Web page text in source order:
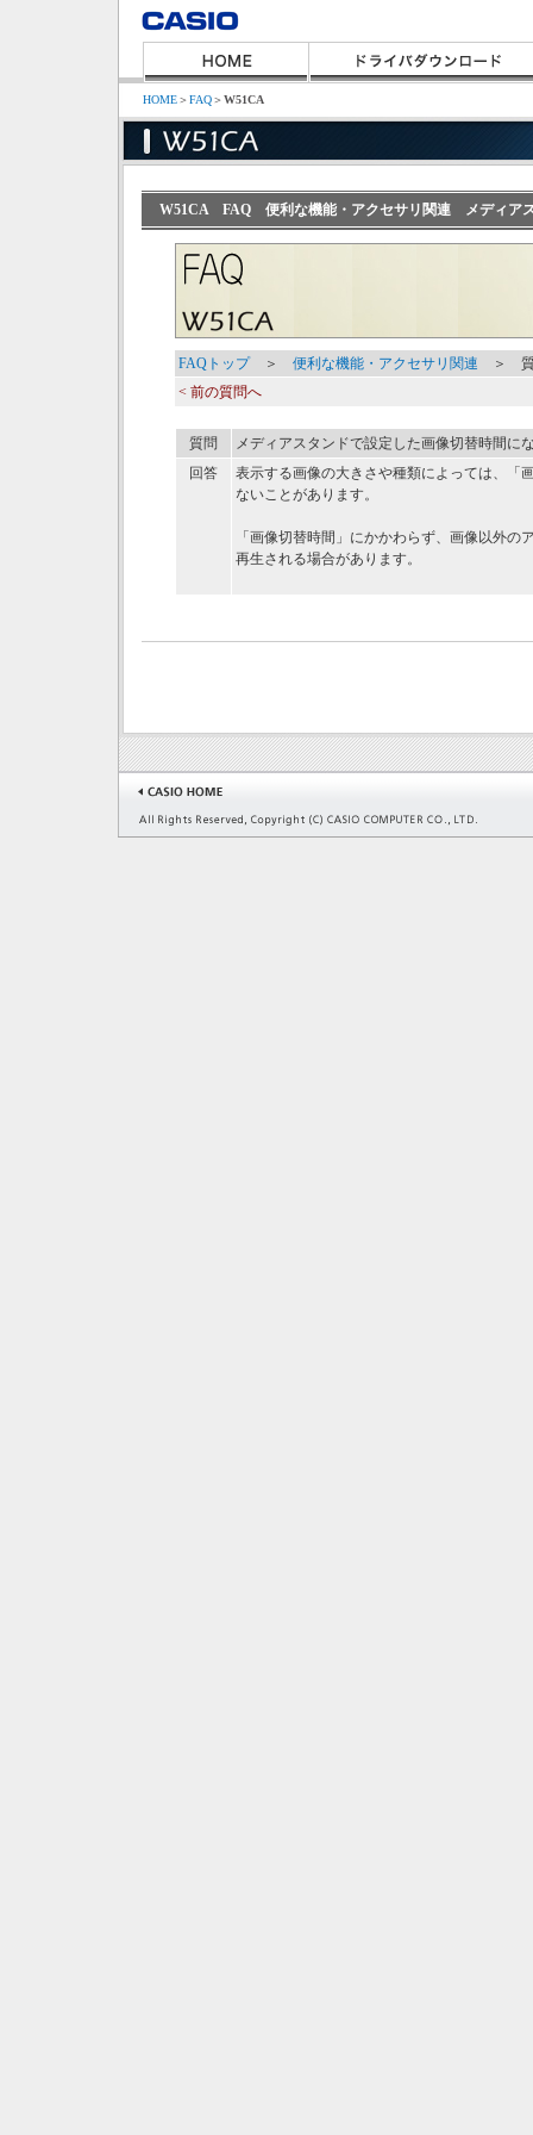
HOME＞FAQ＞W51CA
W51CA FAQ 便利な機能・アクセサリ関連 メディアス
FAQトップ＞ 便利な機能・アクセサリ関連 ＞ 質
< 前の質問へ
質問
メディアスタンドで設定した画像切替時間に
回答
表示する画像の大きさや種類によっては、「
ないことがあります。
「画像切替時間」にかかわらず、画像以外
再生される場合があります。